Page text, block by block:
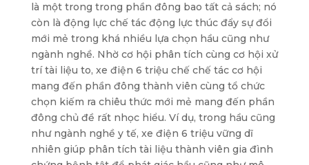
là một trong trong phần đông bao tất cả sách; nó
còn là động lực chế tác động lực thúc đẩy sự đổi
mới mẻ trong khá nhiều lựa chọn hầu cũng như
ngành nghề. Nhờ cơ hội phân tích cùng cơ hội xử
trí tài liệu to, xe điện 6 triệu chế chế tác cơ hội
mang đến phần đông thành viên cùng tổ chức
chọn kiếm ra chiêu thức mới mẻ mang đến phần
đông chủ đề rất nhọc hiểu. Ví dụ, trong hầu cũng
như ngành nghề y tế, xe điện 6 triệu vững dĩ
nhiên giúp phân tích tài liệu thành viên gia đình